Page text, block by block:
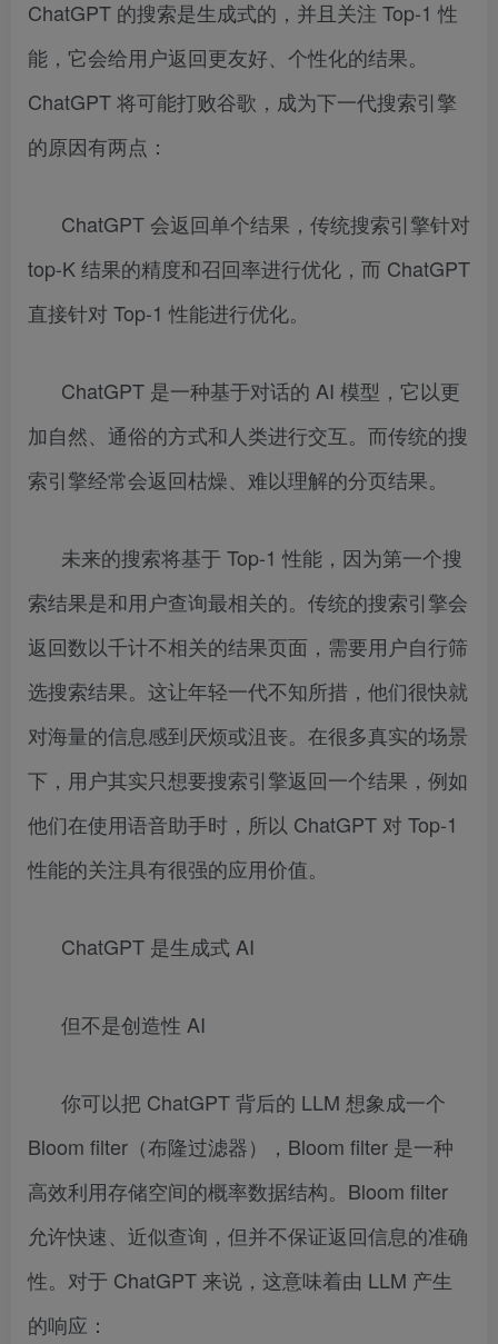
ChatGPT 的搜索是生成式的，并且关注 Top-1 性
能，它会给用户返回更友好、个性化的结果。
ChatGPT 将可能打败谷歌，成为下一代搜索引擎
的原因有两点：
ChatGPT 会返回单个结果，传统搜索引擎针对
top-K 结果的精度和召回率进行优化，而 ChatGPT
直接针对 Top-1 性能进行优化。
ChatGPT 是一种基于对话的 AI 模型，它以更
加自然、通俗的方式和人类进行交互。而传统的搜
索引擎经常会返回枯燥、难以理解的分页结果。
未来的搜索将基于 Top-1 性能，因为第一个搜
索结果是和用户查询最相关的。传统的搜索引擎会
返回数以千计不相关的结果页面，需要用户自行筛
选搜索结果。这让年轻一代不知所措，他们很快就
对海量的信息感到厌烦或沮丧。在很多真实的场景
下，用户其实只想要搜索引擎返回一个结果，例如
他们在使用语音助手时，所以 ChatGPT 对 Top-1
性能的关注具有很强的应用价值。
ChatGPT 是生成式 AI
但不是创造性 AI
你可以把 ChatGPT 背后的 LLM 想象成一个
Bloom filter（布隆过滤器），Bloom filter 是一种
高效利用存储空间的概率数据结构。Bloom filter
允许快速、近似查询，但并不保证返回信息的准确
性。对于 ChatGPT 来说，这意味着由 LLM 产生
的响应：